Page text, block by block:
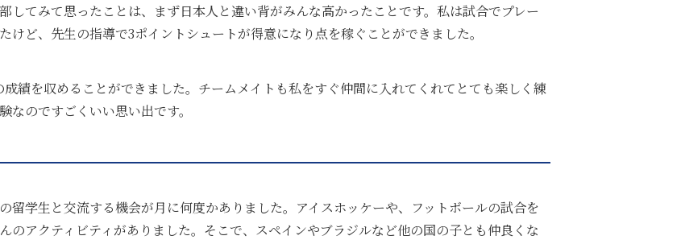
してみて思ったことは、まず日本人と違い背がみんな高かったことです。私は試合でプレー
けど、先生の指導で3ポイントシュートが得意になり点を稼ぐことができました。
績を収めることができました。チームメイトも私をすぐ仲間に入れてくれてとても楽しく練
のですごくいい思い出です。
留学生と交流する機会が月に何度かありました。アイスホッケーや、フットボールの試合を
のアクティビティがありました。そこで、スペインやブラジルなど他の国の子とも仲良くな